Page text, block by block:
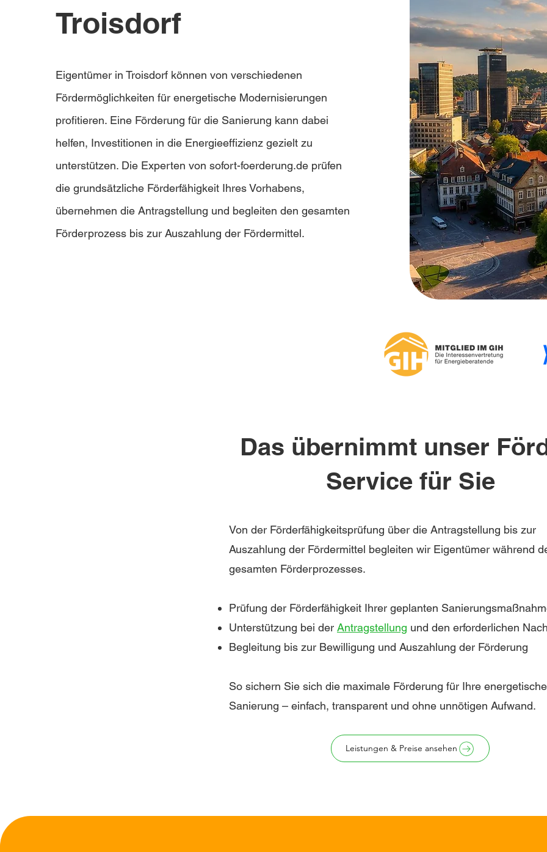
Troisdorf
Eigentümer in Troisdorf können von verschiedenen
Fördermöglichkeiten für energetische Modernisierungen
profitieren. Eine Förderung für die Sanierung kann dabei
helfen, Investitionen in die Energieeffizienz gezielt zu
unterstützen. Die Experten von sofort-foerderung.de prüfen
die grundsätzliche Förderfähigkeit Ihres Vorhabens,
übernehmen die Antragstellung und begleiten den gesamten
Förderprozess bis zur Auszahlung der Fördermittel.
Das übernimmt unser
Service für Sie
Von der Förderfähigkeitsprüfung über die Antragstellung bis zur
Auszahlung der Fördermittel begleiten wir Eigentümer während
gesamten Förderprozesses.
Prüfung der Förderfähigkeit Ihrer geplanten
Unterstützung bei der Antragstellung und den erforderlichen
Begleitung bis zur Bewilligung und Auszahlung der Förderung
So sichern Sie sich die maximale Förderung für Ihre energetische
Sanierung – einfach, transparent und ohne unnötigen Aufwand.
Leistungen & Preise ansehen